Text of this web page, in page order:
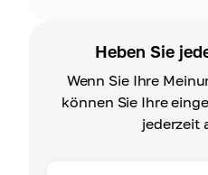
Heben Sie
Wenn Sie Ihre
können Sie Ihre
jederzeit